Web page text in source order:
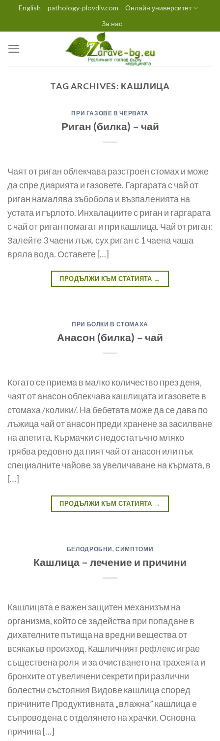
content
English pathology-plovdiv.com
Онлайн университет
За нас
TAG ARCHIVES: КАШЛИЦА
ПРИ ГАЗОВЕ В ЧЕРВАТА
Риган (билка) – чай
Чаят от риган облекчава разстроен стомах и може
да спре диарията и газовете. Гаргарата с чай от
риган намалява зъбобола и възпаленията на
устата и гърлото. Инхалациите с риган и гаргарата
с чай от риган помагат и при кашлица. Чай от риган:
Залейте 3 чаени лъж. сух риган с 1 чаена чаша
вряла вода. Оставете […]
ПРОДЪЛЖИ КЪМ СТАТИЯТА →
ПРИ БОЛКИ В СТОМАХА
Анасон (билка) – чай
Когато се приема в малко количество през деня,
чаят от анасон облекчава кашлицата и газовете в
стомаха /колики/. На бебетата може да се дава по
лъжица чай от анасон преди хранене за засилване
на апетита. Кърмачки с недостатъчно мляко
трябва редовно да пият чай от анасон или пък
специалните чайове за увеличаване на кърмата, в
[…]
ПРОДЪЛЖИ КЪМ СТАТИЯТА →
БЕЛОДРОБНИ,СИМПТОМИ
Кашлица – лечение и причини
Кашлицата е важен защитен механизъм на
организма, който се задейства при попадане в
дихателните пътища на вредни вещества от
всякакъв произход. Кашличният рефлекс играе
съществена роля и за очистването на трахеята и
бронхите от увеличени секрети при различни
болестни състояния Видове кашлица според
причините Продуктивната „влажна” кашлица е
съпроводена с отделянето на храчки. Основна
причина […]